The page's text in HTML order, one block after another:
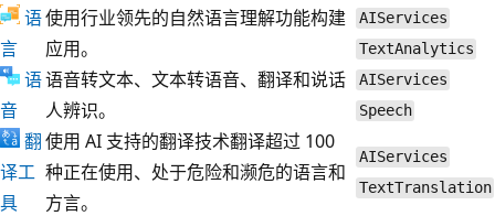
语
言
使用行业领先的自然语言理解功能构建
应用。
AIServices
TextAnalytics
语
音
语音转文本、文本转语音、翻译和说话
人辨识。
AIServices
Speech
翻
译工
具
使用 AI 支持的翻译技术翻译超过 100
种正在使用、处于危险和濒危的语言和
方言。
AIServices
TextTranslation